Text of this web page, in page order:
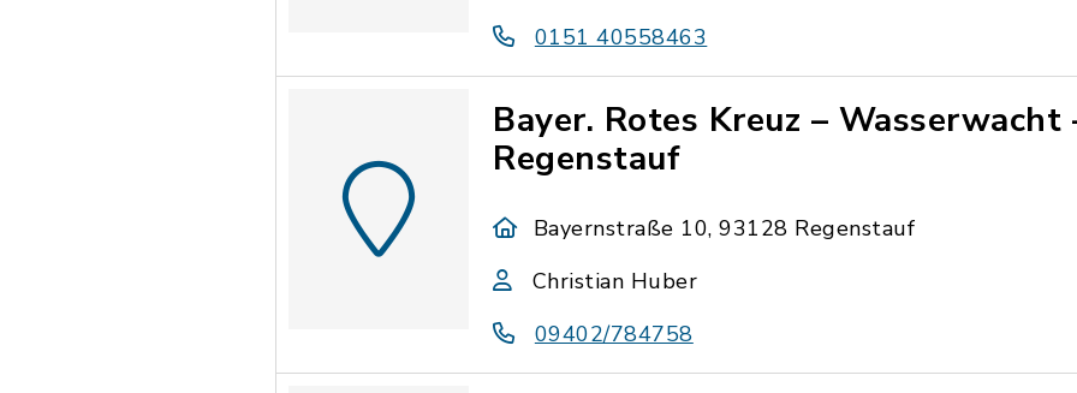
0151 40558463
Bayer. Rotes Kreuz – Wasserwacht
Regenstauf
Bayernstraße 10, 93128 Regenstauf
Christian Huber
09402/784758